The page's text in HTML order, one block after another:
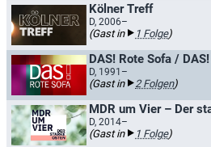
Kölner Treff
D, 2006–
(Gast in 1 Folge)
DAS! Rote Sofa / DAS!
D, 1991–
(Gast in 2 Folgen)
MDR um Vier – Der
D, 2014–
(Gast in 1 Folge)